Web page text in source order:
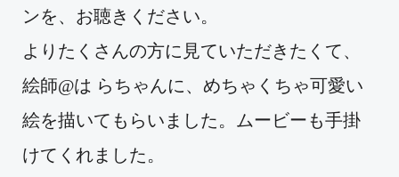
ンを、お聴きください。
よりたくさんの方に見ていただきたくて、
絵師@は らちゃんに、めちゃくちゃ可愛い
絵を描いてもらいました。ムービーも手掛
けてくれました。